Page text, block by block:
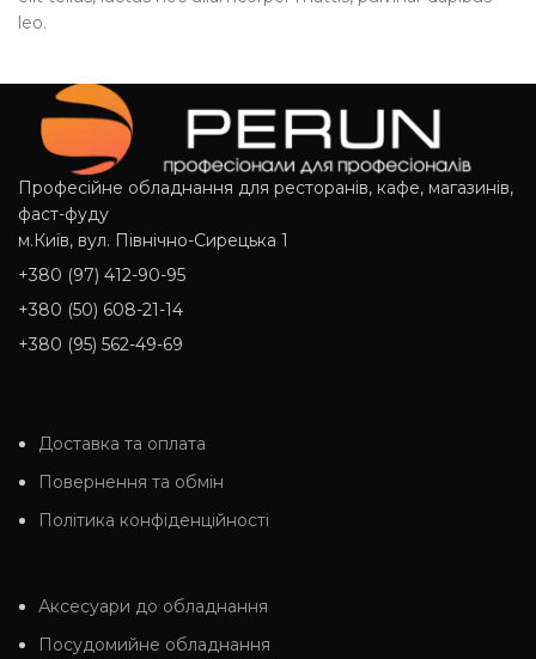
leo.
Професійне обладнання для ресторанів, кафе, магазинів,
фаст-фуду
м.Київ, вул. Північно-Сирецька 1
+380 (97) 412-90-95
+380 (50) 608-21-14
+380 (95) 562-49-69
Доставка та оплата
Повернення та обмін
Політика конфіденційності
Аксесуари до обладнання
Посудомийне обладнання